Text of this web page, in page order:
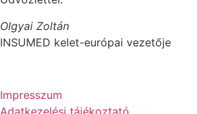
Olgyai Zoltán
INSUMED kelet-európai vezetője
Impresszum
Adatkezelési tájékoztató